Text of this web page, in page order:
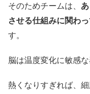
そのためチームは、
させる仕組みに関わ
す。
脳は温度変化に敏感な
熱くなりすぎれば、